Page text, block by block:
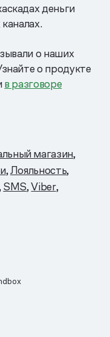
деньги
о наших
о продукте
в разговоре
магазин
Лояльность
SMS Viber